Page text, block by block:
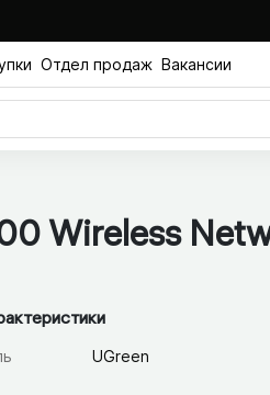
Отдел продаж Вакансии
Wireless
UGreen